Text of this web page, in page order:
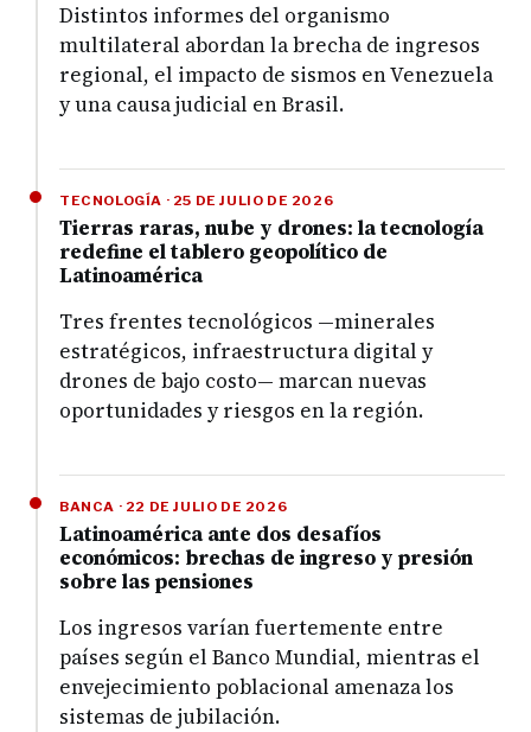
Distintos informes del organismo
multilateral abordan la brecha de ingresos
regional, el impacto de sismos en Venezuela
y una causa judicial en Brasil.
TECNOLOGÍA · 25 DE JULIO DE 2026
Tierras raras, nube y drones: la tecnología
redefine el tablero geopolítico de
Latinoamérica
Tres frentes tecnológicos —minerales
estratégicos, infraestructura digital y
drones de bajo costo— marcan nuevas
oportunidades y riesgos en la región.
BANCA · 22 DE JULIO DE 2026
Latinoamérica ante dos desafíos
económicos: brechas de ingreso y presión
sobre las pensiones
Los ingresos varían fuertemente entre
países según el Banco Mundial, mientras el
envejecimiento poblacional amenaza los
sistemas de jubilación.